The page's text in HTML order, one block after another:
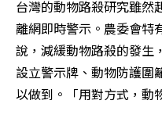
台灣的動物路殺研究雖然
離網即時警示。農委會特
說，減緩動物路殺的發生
設立警示牌、動物防護圍
以做到。「用對方式，動